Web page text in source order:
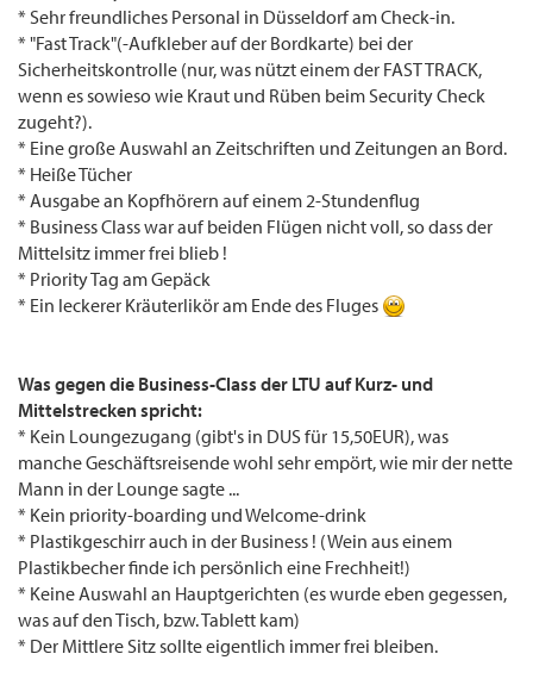
* Sehr freundliches Personal in Düsseldorf am Check-in.
* "Fast Track"(-Aufkleber auf der Bordkarte) bei der
Sicherheitskontrolle (nur, was nützt einem der FAST TRACK,
wenn es sowieso wie Kraut und Rüben beim Security Check
zugeht?).
* Eine große Auswahl an Zeitschriften und Zeitungen an Bord.
* Heiße Tücher
* Ausgabe an Kopfhörern auf einem 2-Stundenflug
* Business Class war auf beiden Flügen nicht voll, so dass der
Mittelsitz immer frei blieb !
* Priority Tag am Gepäck
* Ein leckerer Kräuterlikör am Ende des Fluges
Was gegen die Business-Class der LTU auf Kurz- und
Mittelstrecken spricht:
* Kein Loungezugang (gibt's in DUS für 15,50EUR), was
manche Geschäftsreisende wohl sehr empört, wie mir der nette
Mann in der Lounge sagte ...
* Kein priority-boarding und Welcome-drink
* Plastikgeschirr auch in der Business ! (Wein aus einem
Plastikbecher finde ich persönlich eine Frechheit!)
* Keine Auswahl an Hauptgerichten (es wurde eben gegessen,
was auf den Tisch, bzw. Tablett kam)
* Der Mittlere Sitz sollte eigentlich immer frei bleiben.